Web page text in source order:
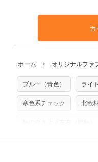
※カットを希望の方は備
ご記載ください（50cm
プリント布の仕様につい
生地見本サンプル（
となります。
※万が一、検品時に不備
※土日祝は営業日に含ま
※配送日のご指定は承れ
や用尺をお間違えのな
と違う、などの理由で
利用いただけます。「
も不要です。（製品化
いませんのでご了承く
※有料型紙（ホームソー
らべるキットに付属され
注意ください。型紙自
商用利用についての詳
ホーム オリジナルファ
ブルー（青色） ライ
寒色系チェック 北欧